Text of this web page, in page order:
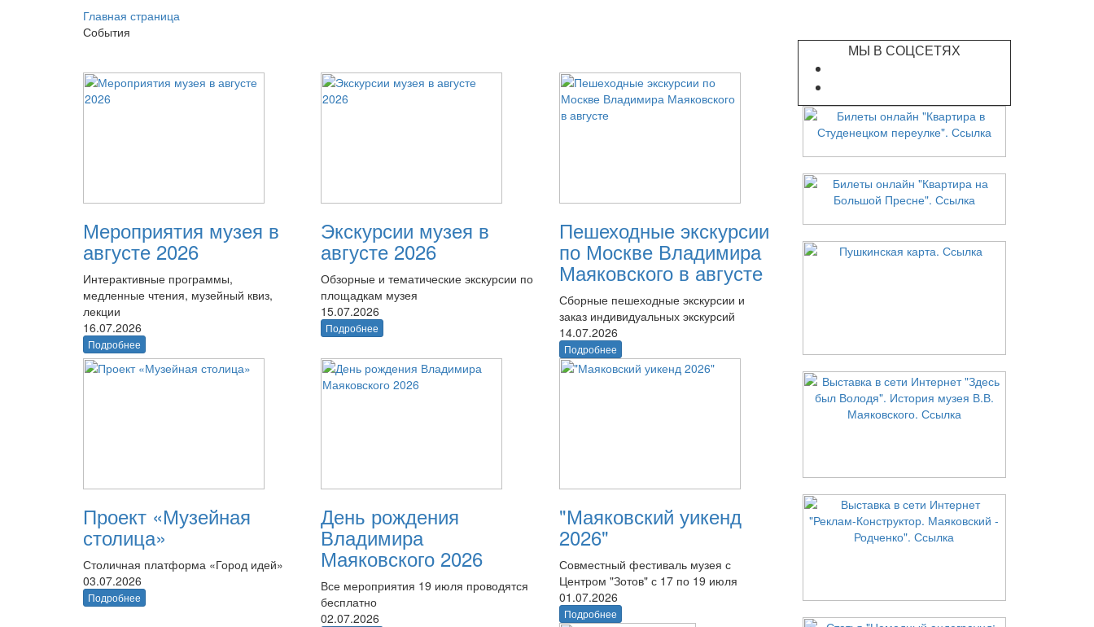
Главная страница
События
Мероприятия музея в
августе 2026
Интерактивные программы,
медленные чтения, музейный квиз,
лекции
16.07.2026
Подробнее
Экскурсии музея в
августе 2026
Обзорные и тематические экскурсии по
площадкам музея
15.07.2026
Подробнее
Пешеходные экскурсии
по Москве Владимира
Маяковского в августе
Сборные пешеходные экскурсии и
заказ индивидуальных экскурсий
14.07.2026
Подробнее
Проект «Музейная
столица»
Столичная платформа «Город идей»
03.07.2026
Подробнее
День рождения
Владимира
Маяковского 2026
Все мероприятия 19 июля проводятся
бесплатно
02.07.2026
"Маяковский уикенд
2026"
Совместный фестиваль музея с
Центром "Зотов" с 17 по 19 июля
01.07.2026
Подробнее
МЫ В СОЦСЕТЯХ